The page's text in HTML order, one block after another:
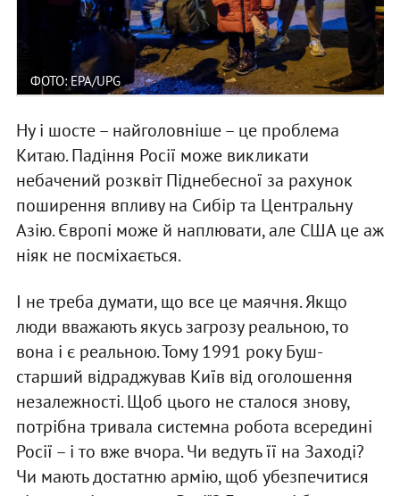
ФОТО: EPA/UPG
Ну і шосте – найголовніше – це проблема
Китаю. Падіння Росії може викликати
небачений розквіт Піднебесної за рахунок
поширення впливу на Сибір та Центральну
Азію. Європі може й наплювати, але США це аж
ніяк не посміхається.
І не треба думати, що все це маячня. Якщо
люди вважають якусь загрозу реальною, то
вона і є реальною. Тому 1991 року Буш-
старший відраджував Київ від оголошення
незалежності. Щоб цього не сталося знову,
потрібна тривала системна робота всередині
Росії – і то вже вчора. Чи ведуть її на Заході?
Чи мають достатню армію, щоб убезпечитися